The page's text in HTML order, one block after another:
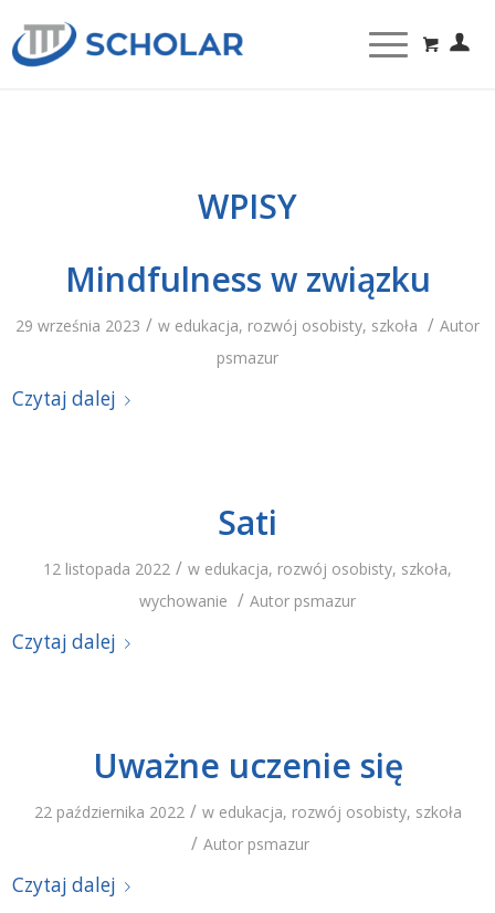
WPISY
Mindfulness w związku
29 września 2023 / w edukacja, rozwój osobisty, szkoła / Autor
psmazur
Czytaj dalej
Sati
12 listopada 2022 / w edukacja, rozwój osobisty, szkoła,
wychowanie / Autor psmazur
Czytaj dalej
Uważne uczenie się
22 października 2022 / w edukacja, rozwój osobisty, szkoła
/ Autor psmazur
Czytaj dalej